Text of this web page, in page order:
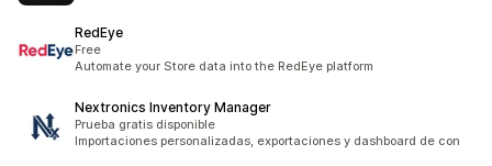
RedEye
Free
Automate your Store data into the RedEye platform
Nextronics Inventory Manager
Prueba gratis disponible
Importaciones personalizadas, exportaciones y dashboard de con